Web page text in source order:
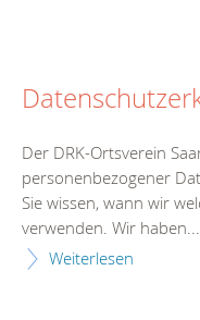
Der DRK-Ortsverein
personenbezogener
Sie wissen, wann wir
verwenden. Wir haben...
Weiterlesen